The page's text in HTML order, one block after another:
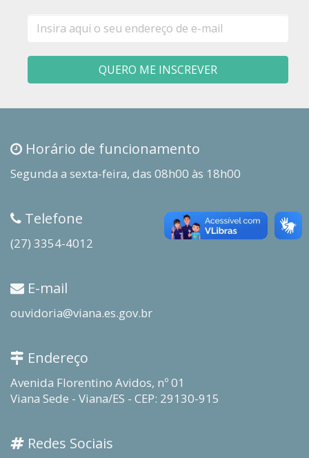
mail
QUERO ME INSCREVER
Horário de funcionamento
Segunda a sexta-feira, das 08h00 às 18h00
Telefone
(27) 3354-4012
E-mail
ouvidoria@viana.es.gov.br
Endereço
Avenida Florentino Avidos, nº 01
Viana Sede - Viana/ES - CEP: 29130-915
Redes Sociais